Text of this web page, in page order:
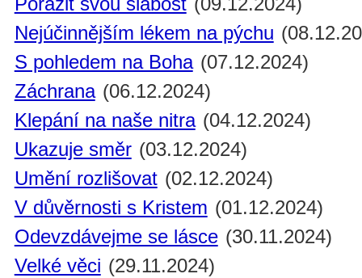
Nejúčinnějším lékem na pýchu
S pohledem na Boha (07.12.2024)
Záchrana (06.12.2024)
Klepání na naše nitra (04.12.2024)
Ukazuje směr (03.12.2024)
Umění rozlišovat (02.12.2024)
V důvěrnosti s Kristem (01.12.2024)
Odevzdávejme se lásce (30.11.2024)
Velké věci (29.11.2024)